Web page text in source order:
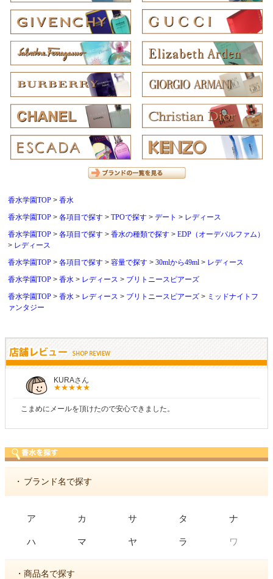
香水学園TOP
香水
香水学園TOP
各項目で探す TPOで探す デート
レディース
香水学園TOP
各項目で探す 香水の種類で探す
EDP（オーデパルファム）
レディース
香水学園TOP
各項目で探す 容量で探す 30mlから49ml
レディース
香水学園TOP
香水 レディース
ブリトニースピアーズ
香水学園TOP
香水 レディース ブリトニースピアーズ
ミッドナイトフ
ァンタジー
KURAさん
こまめにメールを頂けたので安心できました。
・ ブランド名で探す
ア カ サ タ ナ
ハ マ ヤ ラ ワ
・商品名で探す